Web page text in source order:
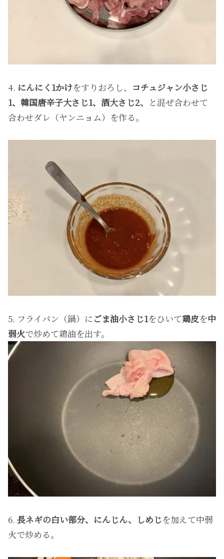
4. にんにく1かけをすりおろし、
コチュジャン小さじ
1、韓国唐辛子大さじ1、酒大さじ2、
と混ぜ合わせて
合わせダレ（ヤンニョム）を作る。
5. フライパン（鍋）にごま油小さじ1をひいて鶏皮を中
弱火で炒めて鶏油を出す。
6. 長ネギの白い部分、にんじん、しめじを加えて中弱
火で炒める。